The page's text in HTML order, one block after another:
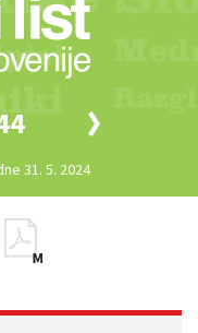
31. 5. 2024